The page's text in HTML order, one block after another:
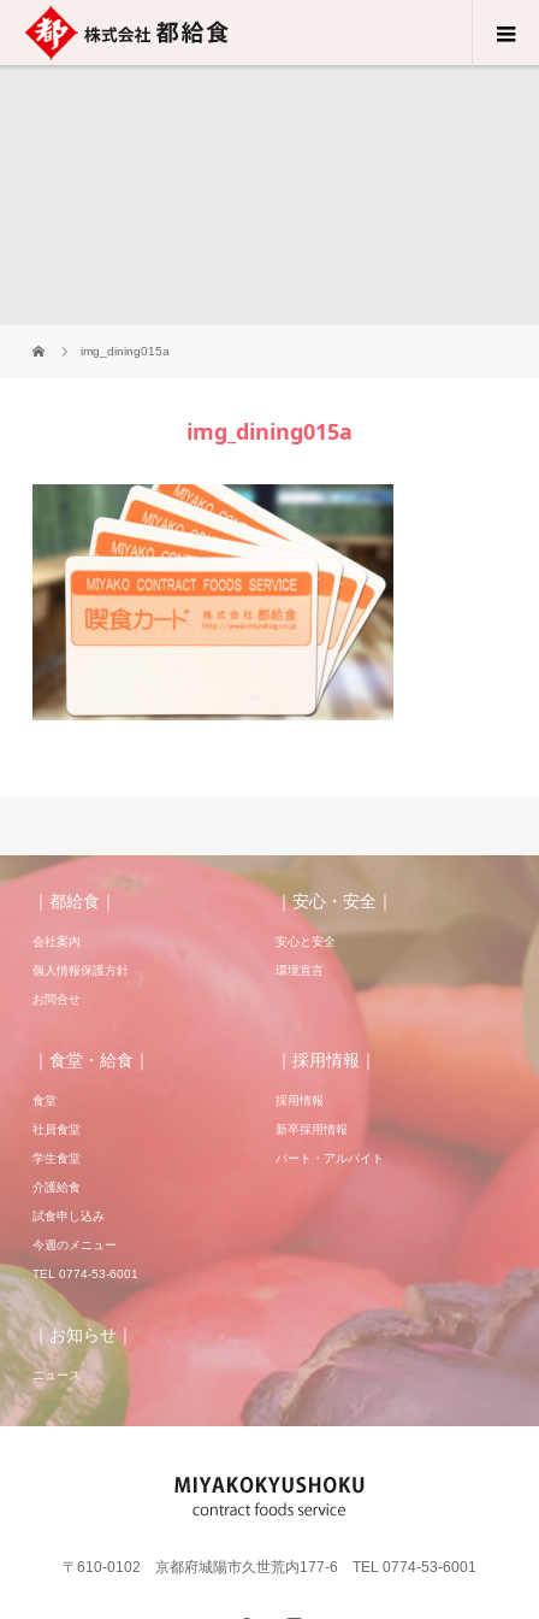
img_dining015a
img_dining015a
｜都給食｜
会社案内
個人情報保護方針
お問合せ
｜安心・安全｜
安心と安全
環境宣言
｜食堂・給食｜
食堂
社員食堂
学生食堂
介護給食
試食申し込み
今週のメニュー
TEL 0774-53-6001
｜採用情報｜
採用情報
新卒採用情報
パート・アルバイト
｜お知らせ｜
ニュース
〒610-0102 京都府城陽市久世荒内177-6 TEL 0774-53-6001